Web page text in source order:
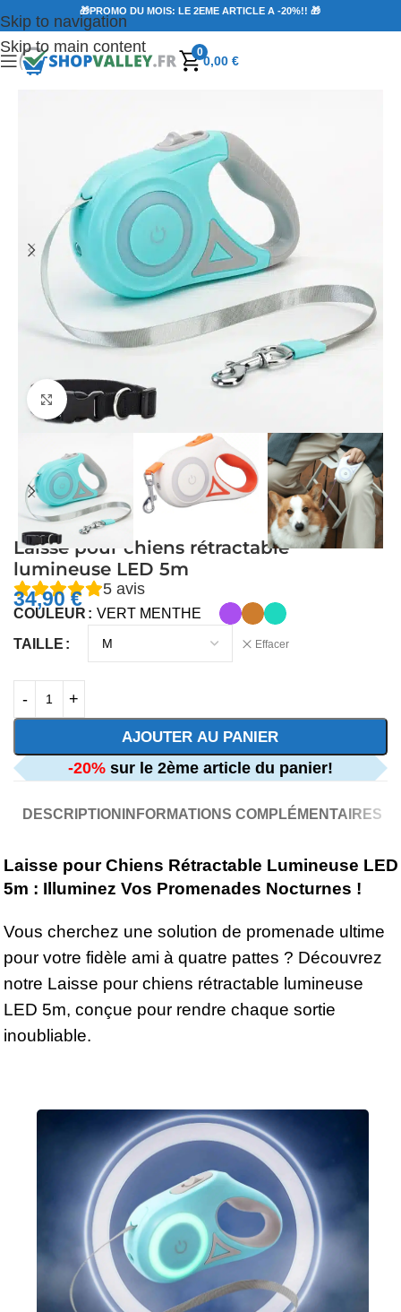
Skip to navigation
Skip to main content
🎁PROMO DU MOIS: LE 2EME ARTICLE A -20%!! 🎁
0
0,00 €
Agrandir
Laisse pour chiens rétractable
lumineuse LED 5m
5 avis
34,90 €
COULEUR
VERT MENTHE
TAILLE
Effacer
AJOUTER AU PANIER
-20% sur le 2ème article du panier!
DESCRIPTION INFORMATIONS COMPLÉMENTAIRES
Laisse pour Chiens Rétractable Lumineuse LED
5m : Illuminez Vos Promenades Nocturnes !
Vous cherchez une solution de promenade ultime
pour votre fidèle ami à quatre pattes ? Découvrez
notre Laisse pour chiens rétractable lumineuse
LED 5m, conçue pour rendre chaque sortie
inoubliable.